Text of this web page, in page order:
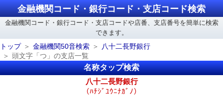
金融機関コード・銀行コード・支店コード検索
金融機関コード・銀行コード・支店コードや店番、支店番号を簡単に検索
できます。
トップ
金融機関50音検索
八十二長野銀行
頭文字「つ」の支店一覧
名称タップ検索
八十二長野銀行
（ﾊﾁｼﾞﾕｳﾆﾅｶﾞﾉ）